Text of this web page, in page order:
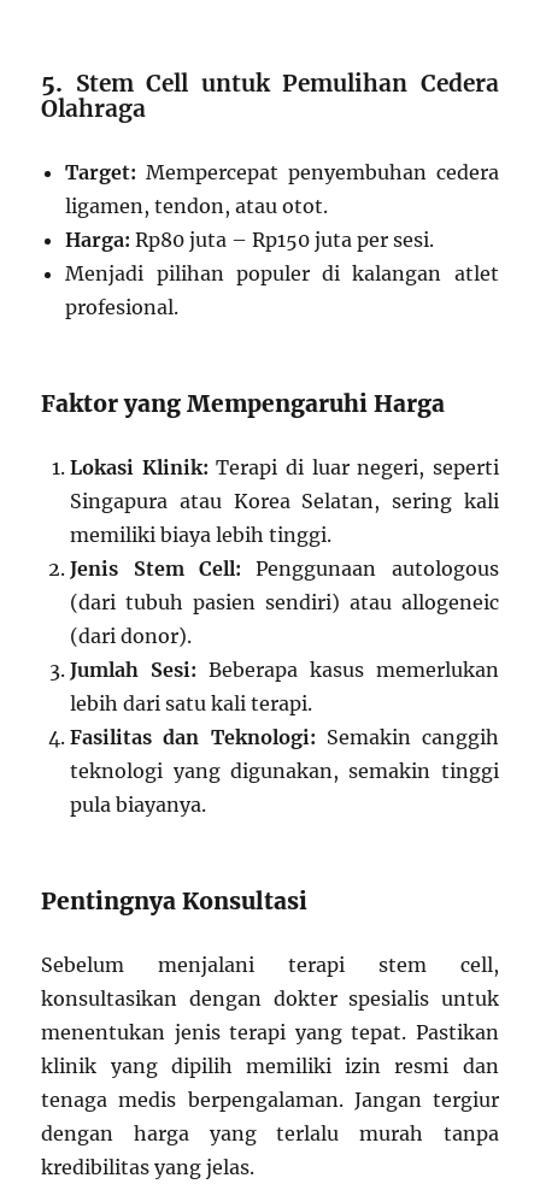
5. Stem Cell untuk Pemulihan Cedera
Olahraga
Target: Mempercepat penyembuhan cedera
ligamen, tendon, atau otot.
Harga: Rp80 juta – Rp150 juta per sesi.
Menjadi pilihan populer di kalangan atlet
profesional.
Faktor yang Mempengaruhi Harga
Lokasi Klinik: Terapi di luar negeri, seperti
Singapura atau Korea Selatan, sering kali
memiliki biaya lebih tinggi.
Jenis Stem Cell: Penggunaan autologous
(dari tubuh pasien sendiri) atau allogeneic
(dari donor).
Jumlah Sesi: Beberapa kasus memerlukan
lebih dari satu kali terapi.
Fasilitas dan Teknologi: Semakin canggih
teknologi yang digunakan, semakin tinggi
pula biayanya.
Pentingnya Konsultasi
Sebelum menjalani terapi stem cell,
konsultasikan dengan dokter spesialis untuk
menentukan jenis terapi yang tepat. Pastikan
klinik yang dipilih memiliki izin resmi dan
tenaga medis berpengalaman. Jangan tergiur
dengan harga yang terlalu murah tanpa
kredibilitas yang jelas.